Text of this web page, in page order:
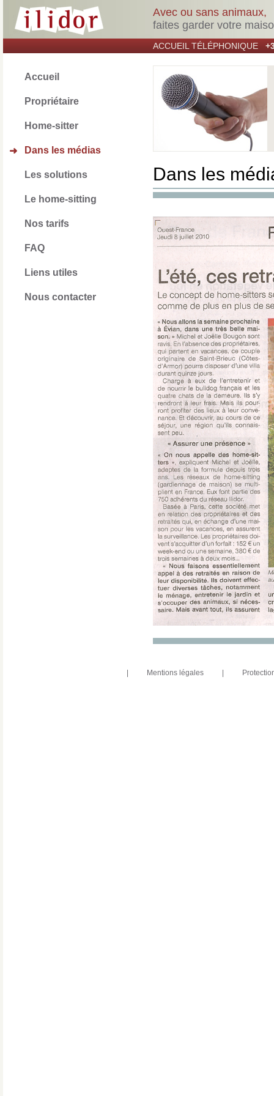
Avec ou sans animaux,
faites garder votre
ACCUEIL TÉLÉPHONIQUE
Accueil
Propriétaire
Home-sitter
➜ Dans les médias
Les solutions
Le home-sitting
Nos tarifs
FAQ
Liens utiles
Nous contacter
Dans les
Mentions légales